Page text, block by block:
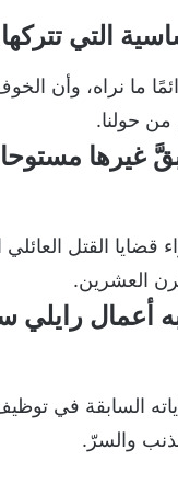
التي
ما نراه، وأن
من حولنا.
غيرها
قضايا القتل
العشرين.
أعمال رايلي
السابقة في
والسرّ.